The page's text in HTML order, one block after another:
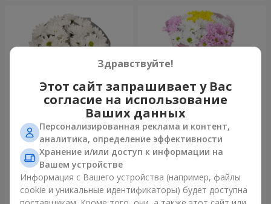
Букет "Киото" из 5 белых
хризантем
999 грн
Заказать
Букет "Времена года"
Заказать
Здравствуйте!
Этот сайт запрашивает у Вас
согласие на использование
Ваших данных
Персонализированная реклама и контент,
аналитика, определение эффективности
Хранение и/или доступ к информации на
Вашем устройстве
Информация с Вашего устройства (например, файлы
cookie и уникальные идентификаторы) будет доступна